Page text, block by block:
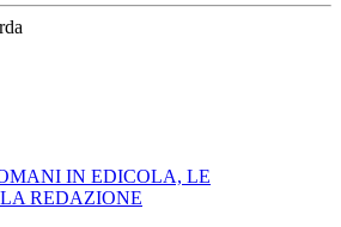
IN EDICOLA, LE
REDAZIONE